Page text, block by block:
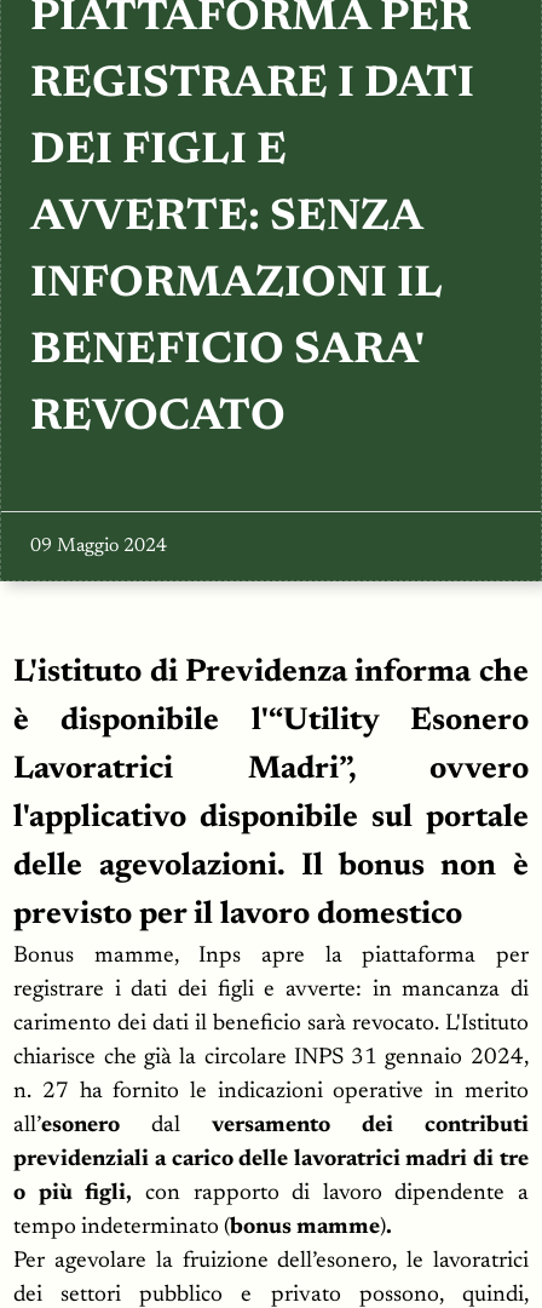
TESTIMONIANZE
PIATTAFORMA PER
REGISTRARE I DATI
DEI FIGLI E
AVVERTE: SENZA
INFORMAZIONI IL
BENEFICIO SARA'
REVOCATO
09 Maggio 2024
L'istituto di Previdenza informa che
è disponibile l'“Utility Esonero
Lavoratrici Madri”, ovvero
l'applicativo disponibile sul portale
delle agevolazioni. Il bonus non è
previsto per il lavoro domestico
Bonus mamme, Inps apre la piattaforma per
registrare i dati dei figli e avverte: in mancanza di
carimento dei dati il beneficio sarà revocato. L'Istituto
chiarisce che già la circolare INPS 31 gennaio 2024,
n. 27 ha fornito le indicazioni operative in merito
all’esonerodalversamento dei contributi
previdenziali a carico delle lavoratrici madri di tre
o più figli, con rapporto di lavoro dipendente a
tempo indeterminato (bonus mamme).
Per agevolare la fruizione dell’esonero, le lavoratrici
dei settori pubblico e privato possono, quindi,